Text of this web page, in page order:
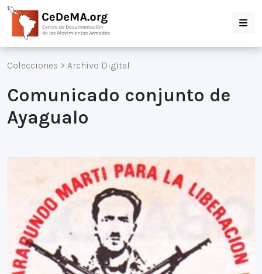
Colecciones > Archivo Digital
Comunicado conjunto de
Ayagualo